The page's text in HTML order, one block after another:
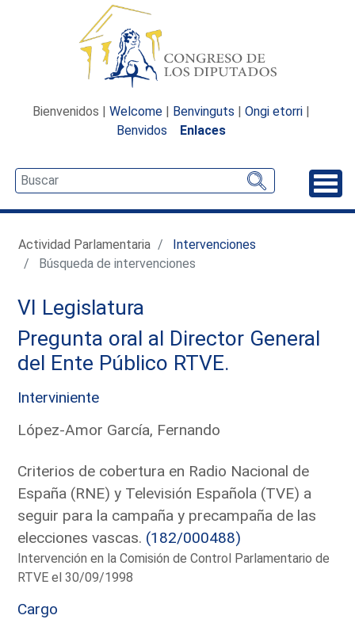
Bienvenidos | Welcome | Benvinguts | Ongi etorri |
Benvidos
Enlaces
Actividad Parlamentaria
Intervenciones
Búsqueda de intervenciones
VI Legislatura
Pregunta oral al Director General
del Ente Público RTVE.
Interviniente
López-Amor García, Fernando
Criterios de cobertura en Radio Nacional de
España (RNE) y Televisión Española (TVE) a
seguir para la campaña y precampaña de las
elecciones vascas. (182/000488)
Intervención en la Comisión de Control Parlamentario de
RTVE el 30/09/1998
Cargo